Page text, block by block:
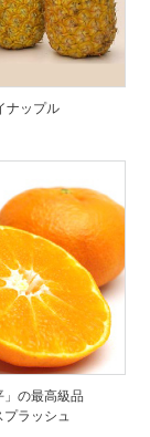
ナップル
」の最高級品
ラッシュ